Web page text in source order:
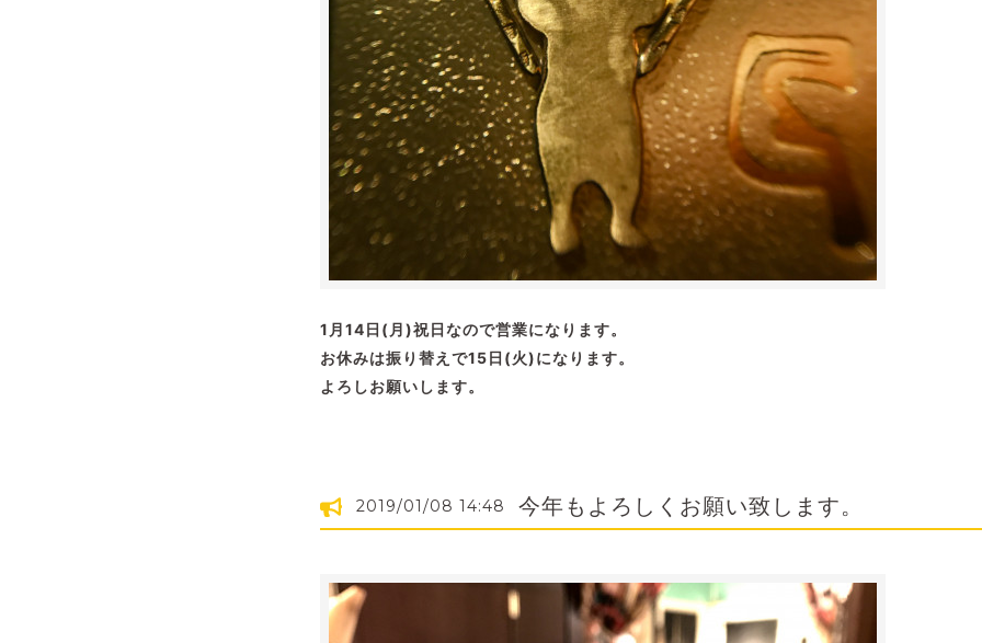
1月14日(月)祝日なので営業になります。
お休みは振り替えで15日(火)になります。
よろしお願いします。
2019/01/08 14:48 今年もよろしくお願い致します。